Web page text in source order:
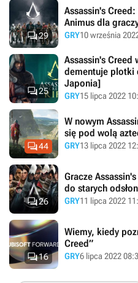
29
Assassin's
Animus dla
GRY10 września
25
Assassin's Creed
dementuje plotki
Japonia]
GRY15 lipca 2022
44
W nowym
się pod wolą
GRY13 lipca 2022
26
Gracze
do starych
GRY11 lipca 2022
16
Wiemy, kiedy
Creed”
GRY6 lipca 2022